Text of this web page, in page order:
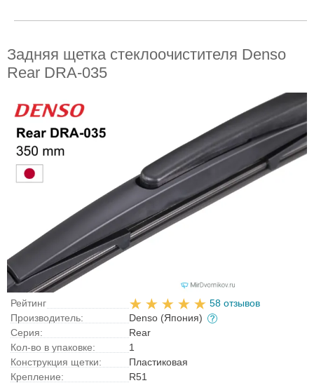
Задняя щетка стеклоочистителя Denso
Rear DRA-035
Рейтинг
58 отзывов
Производитель:
Denso (Япония)
Серия:
Rear
Кол-во в упаковке:
1
Конструкция щетки:
Пластиковая
Крепление:
R51